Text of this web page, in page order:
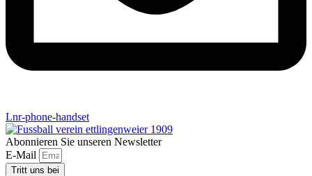
Lnr-phone-handset
Abonnieren Sie unseren Newsletter
E-Mail
Tritt uns bei